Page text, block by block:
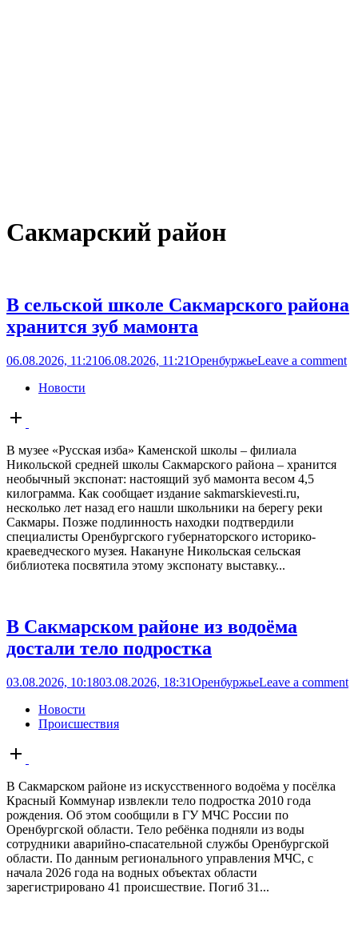
Сакмарский район
В сельской школе Сакмарского района
хранится зуб мамонта
06.08.2026, 11:2106.08.2026, 11:21ОренбуржьеLeave a comment
Новости
Open
post
В музее «Русская изба» Каменской школы – филиала
Никольской средней школы Сакмарского района – хранится
необычный экспонат: настоящий зуб мамонта весом 4,5
килограмма. Как сообщает издание sakmarskievesti.ru,
несколько лет назад его нашли школьники на берегу реки
Сакмары. Позже подлинность находки подтвердили
специалисты Оренбургского губернаторского историко-
краеведческого музея. Накануне Никольская сельская
библиотека посвятила этому экспонату выставку...
В Сакмарском районе из водоёма
достали тело подростка
03.08.2026, 10:1803.08.2026, 18:31ОренбуржьеLeave a comment
Новости
Происшествия
Open
post
В Сакмарском районе из искусственного водоёма у посёлка
Красный Коммунар извлекли тело подростка 2010 года
рождения. Об этом сообщили в ГУ МЧС России по
Оренбургской области. Тело ребёнка подняли из воды
сотрудники аварийно-спасательной службы Оренбургской
области. По данным регионального управления МЧС, с
начала 2026 года на водных объектах области
зарегистрировано 41 происшествие. Погиб 31...